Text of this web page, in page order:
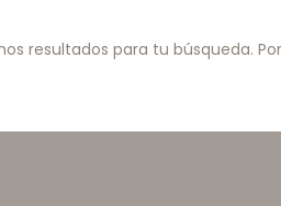
resultados para tu búsqueda.